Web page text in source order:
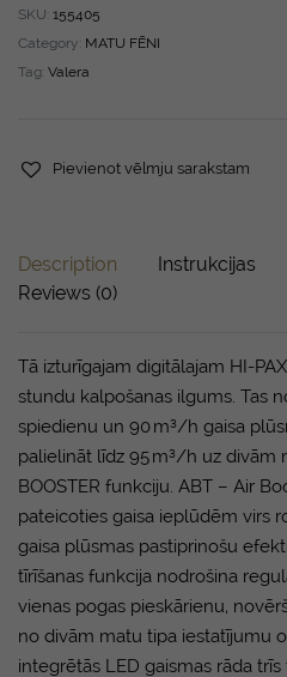
SKU: 155405
Category: MATU FĒNI
Tag: Valera
Pievienot vēlmju sarakstam
Description Instrukcijas
Reviews (0)
Tā izturīgajam digitālajam HI-
stundu kalpošanas ilgums. Tas
spiedienu un 90 m³/h gaisa
palielināt līdz 95 m³/h uz divām
BOOSTER funkciju. ABT – Air
pateicoties gaisa ieplūdēm virs
gaisa plūsmas pastiprinošu
tīrīšanas funkcija nodrošina
vienas pogas pieskārienu,
no divām matu tipa iestatījumu
integrētās LED gaismas rāda